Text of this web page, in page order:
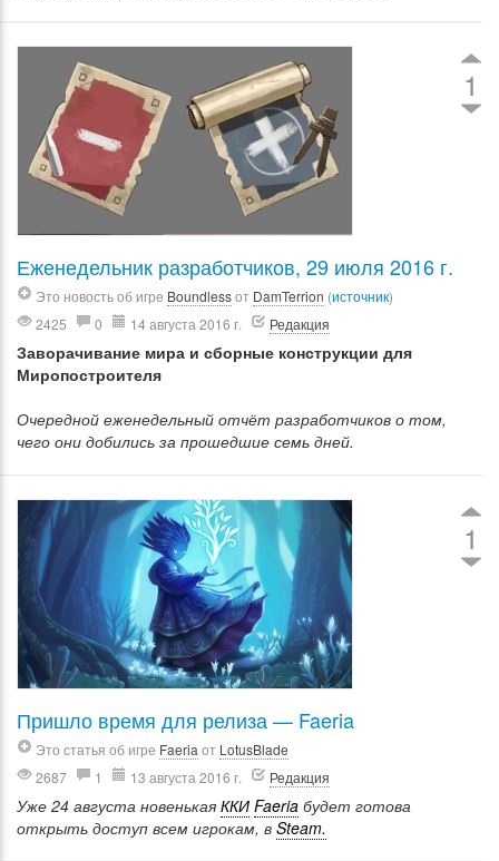
1
Еженедельник разработчиков, 29 июля 2016 г.
Это новость об игре Boundlessот DamTerrion (источник)
2425
0 14 августа 2016 г. Редакция
Заворачивание мира и сборные конструкции для
Миропостроителя
Очередной еженедельный отчёт разработчиков о том,
чего они добились за прошедшие семь дней.
1
Пришло время для релиза — Faeria
Это статья об игре Faeria от LotusBlade
2687
1 13 августа 2016 г. Редакция
Уже 24 августа новенькая ККИ Faeria будет готова
открыть доступ всем игрокам, в Steam.